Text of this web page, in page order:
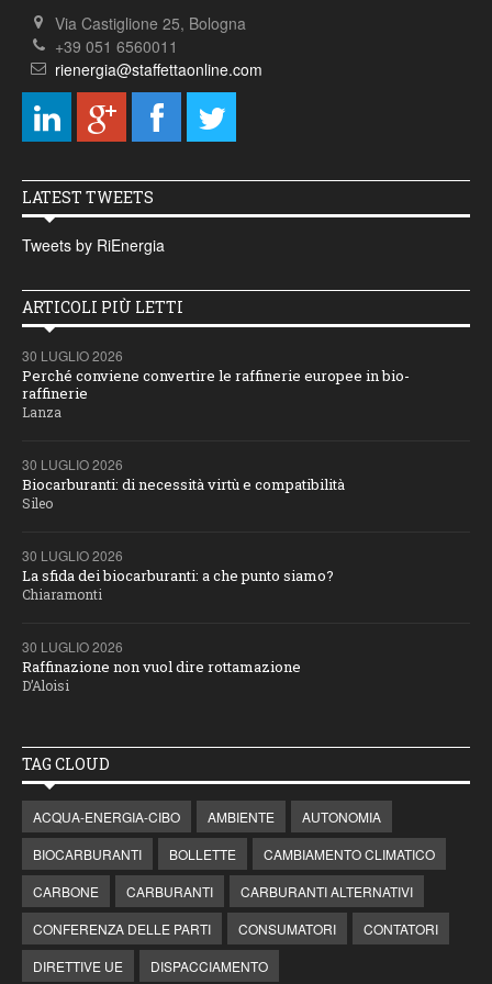
Via Castiglione 25, Bologna
+39 051 6560011
rienergia@staffettaonline.com
LATEST TWEETS
Tweets by RiEnergia
ARTICOLI PIÙ LETTI
30 LUGLIO 2026
Perché conviene convertire le raffinerie europee in bio-
raffinerie
Lanza
30 LUGLIO 2026
Biocarburanti: di necessità virtù e compatibilità
Sileo
30 LUGLIO 2026
La sfida dei biocarburanti: a che punto siamo?
Chiaramonti
30 LUGLIO 2026
Raffinazione non vuol dire rottamazione
D’Aloisi
TAG CLOUD
ACQUA-ENERGIA-CIBO AMBIENTE
AUTONOMIA
BIOCARBURANTI
BOLLETTE
CAMBIAMENTO CLIMATICO
CARBONE
CARBURANTI
CARBURANTI ALTERNATIVI
CONFERENZA DELLE PARTI
CONSUMATORI
CONTATORI
DIRETTIVE UE
DISPACCIAMENTO